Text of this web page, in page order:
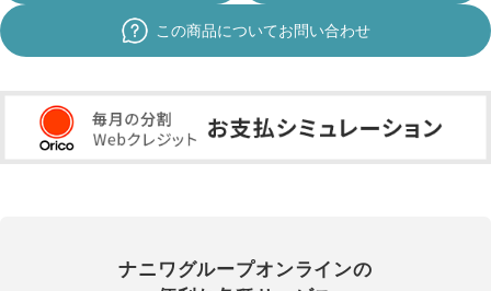
この商品についてお問い合わせ
ナニワグループオンラインの